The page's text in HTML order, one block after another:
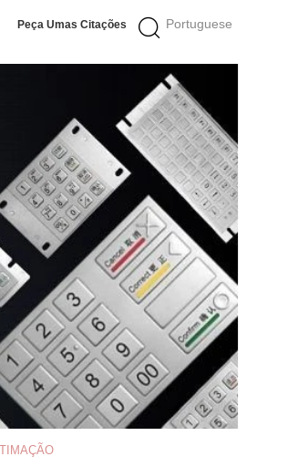
Portuguese
Peça Umas Citações